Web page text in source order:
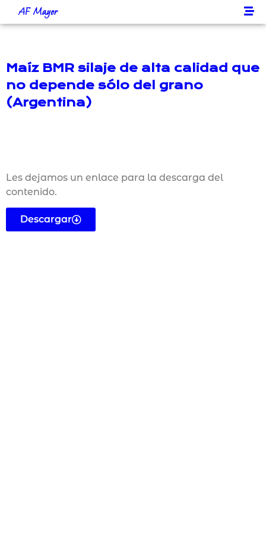
AF Mayer
Maíz BMR silaje de alta calidad que
no depende sólo del grano
(Argentina)
Les dejamos un enlace para la descarga del
contenido.
Descargar